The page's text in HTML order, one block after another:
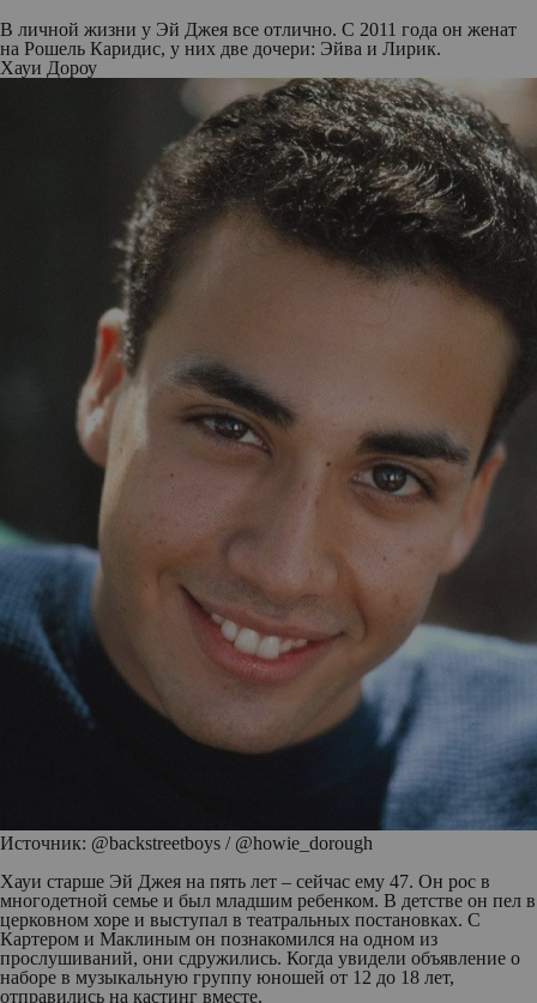
В личной жизни у Эй Джея все отлично. С 2011 года он женат
на Рошель Каридис, у них две дочери: Эйва и Лирик.
Хауи Дороу
Источник: @backstreetboys / @howie_dorough
Хауи старше Эй Джея на пять лет – сейчас ему 47. Он рос в
многодетной семье и был младшим ребенком. В детстве он пел в
церковном хоре и выступал в театральных постановках. С
Картером и Маклиным он познакомился на одном из
прослушиваний, они сдружились. Когда увидели объявление о
наборе в музыкальную группу юношей от 12 до 18 лет,
отправились на кастинг вместе.